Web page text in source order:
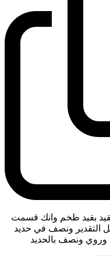
بقيد ظخم وانك قسمت
التقدير ونصف في حديد
وروي ونصف بالحديد